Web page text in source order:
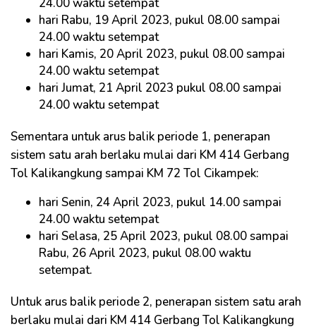
hari Rabu, 19 April 2023, pukul 08.00 sampai
24.00 waktu setempat
hari Kamis, 20 April 2023, pukul 08.00 sampai
24.00 waktu setempat
hari Jumat, 21 April 2023 pukul 08.00 sampai
24.00 waktu setempat
Sementara untuk arus balik periode 1, penerapan
sistem satu arah berlaku mulai dari KM 414 Gerbang
Tol Kalikangkung sampai KM 72 Tol Cikampek:
hari Senin, 24 April 2023, pukul 14.00 sampai
24.00 waktu setempat
hari Selasa, 25 April 2023, pukul 08.00 sampai
Rabu, 26 April 2023, pukul 08.00 waktu
setempat.
Untuk arus balik periode 2, penerapan sistem satu arah
berlaku mulai dari KM 414 Gerbang Tol Kalikangkung